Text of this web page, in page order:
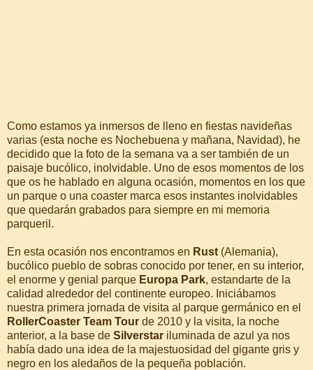
Como estamos ya inmersos de lleno en fiestas navideñas
varias (esta noche es Nochebuena y mañana, Navidad), he
decidido que la foto de la semana va a ser también de un
paisaje bucólico, inolvidable. Uno de esos momentos de los
que os he hablado en alguna ocasión, momentos en los que
un parque o una coaster marca esos instantes inolvidables
que quedarán grabados para siempre en mi memoria
parqueril.
En esta ocasión nos encontramos en Rust (Alemania),
bucólico pueblo de sobras conocido por tener, en su interior,
el enorme y genial parque Europa Park, estandarte de la
calidad alrededor del continente europeo. Iniciábamos
nuestra primera jornada de visita al parque germánico en el
RollerCoaster Team Tour de 2010 y la visita, la noche
anterior, a la base de Silverstar iluminada de azul ya nos
había dado una idea de la majestuosidad del gigante gris y
negro en los aledaños de la pequeña población.